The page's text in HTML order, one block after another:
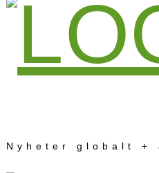
Nyheter globalt +